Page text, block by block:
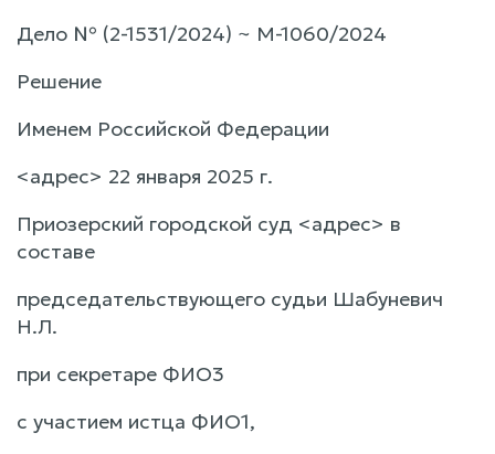
Дело № (2-1531/2024) ~ М-1060/2024
Решение
Именем Российской Федерации
<адрес> 22 января 2025 г.
Приозерский городской суд <адрес> в
составе
председательствующего судьи Шабуневич
Н.Л.
при секретаре ФИО3
с участием истца ФИО1,